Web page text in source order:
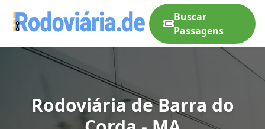
Buscar
Passagens
Rodoviária de Barra do